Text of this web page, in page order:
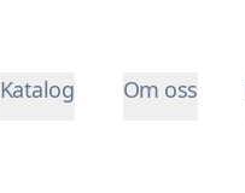
Katalog Om oss